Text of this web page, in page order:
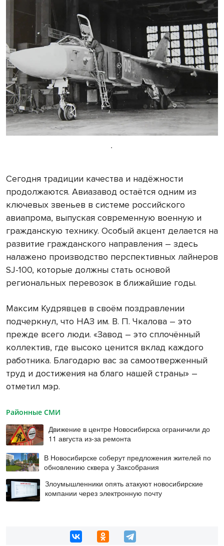
.
Сегодня традиции качества и надёжности
продолжаются. Авиазавод остаётся одним из
ключевых звеньев в системе российского
авиапрома, выпуская современную военную и
гражданскую технику. Особый акцент делается на
развитие гражданского направления – здесь
налажено производство перспективных лайнеров
SJ-100, которые должны стать основой
региональных перевозок в ближайшие годы.
Максим Кудрявцев в своём поздравлении
подчеркнул, что НАЗ им. В. П. Чкалова – это
прежде всего люди. «Завод – это сплочённый
коллектив, где высоко ценится вклад каждого
работника. Благодарю вас за самоотверженный
труд и достижения на благо нашей страны» –
отметил мэр.
Районные СМИ
Движение в центре Новосибирска ограничили до
11 августа из-за ремонта
В Новосибирске соберут предложения жителей по
обновлению сквера у Заксобрания
Злоумышленники опять атакуют новосибирские
компании через электронную почту